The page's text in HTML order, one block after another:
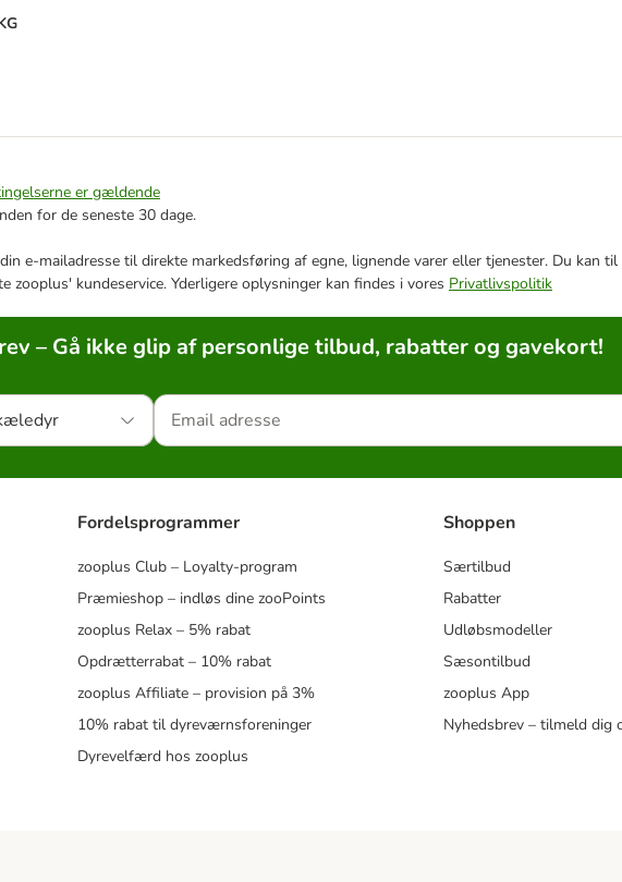
er gældende
for de seneste 30 dage.
e-mailadresse til direkte markedsføring af egne, lignende varer eller tjenester. Du kan
kundeservice. Yderligere oplysninger kan findes i vores Privatlivspolitik
– Gå ikke glip af personlige tilbud, rabatter og gavekort!
Fordelsprogrammer
zooplus Club – Loyalty-program
Præmieshop – indløs dine zooPoints
zooplus Relax – 5% rabat
Opdrætterrabat – 10% rabat
zooplus Affiliate – provision på 3%
10% rabat til dyreværnsforeninger
Dyrevelfærd hos zooplus
Shoppen
Særtilbud
Rabatter
Udløbsmodeller
Sæsontilbud
zooplus App
Nyhedsbrev – tilmeld dig